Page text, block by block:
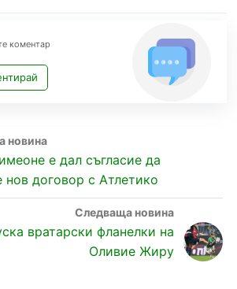
коментар
е дал съгласие да
нов договор с Атлетико
вратарски фланелки на
Оливие Жиру